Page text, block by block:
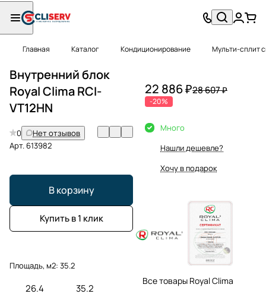
Главная Каталог Кондиционирование Мульти-сплит
Внутренний блок
Royal Clima RCI-
VT12HN
0
Нет отзывов
Арт.613982
В корзину
Купить в 1 клик
Площадь, м2: 35.2
26.4 35.2
22 886 ₽28 607 ₽
-20%
Много
Нашли дешевле?
Хочу в подарок
Все товары Royal Clima